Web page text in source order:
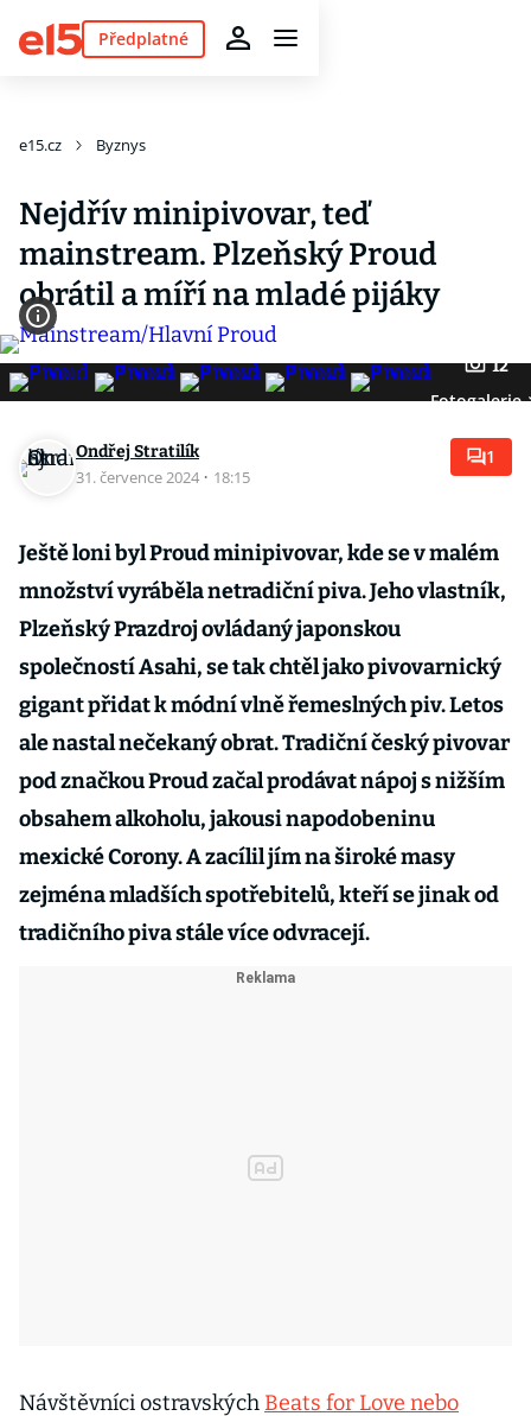
Předplatné
e15.cz Byznys
Nejdřív minipivovar, teď
mainstream. Plzeňský Proud
obrátil a míří na mladé pijáky
12
Fotogalerie
Ondřej Stratilík
31. července 2024 · 18:15
1
Ještě loni byl Proud minipivovar, kde se v malém
množství vyráběla netradiční piva. Jeho vlastník,
Plzeňský Prazdroj ovládaný japonskou
společností Asahi, se tak chtěl jako pivovarnický
gigant přidat k módní vlně řemeslných piv. Letos
ale nastal nečekaný obrat. Tradiční český pivovar
pod značkou Proud začal prodávat nápoj s nižším
obsahem alkoholu, jakousi napodobeninu
mexické Corony. A zacílil jím na široké masy
zejména mladších spotřebitelů, kteří se jinak od
tradičního piva stále více odvracejí.
Návštěvníci ostravských Beats for Love nebo